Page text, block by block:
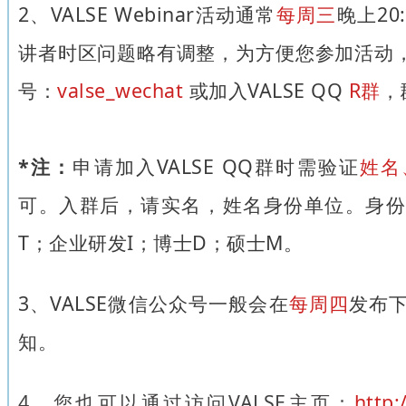
2、VALSE Webinar活动通常每周三晚上
讲者时区问题略有调整，为方便您参加活动
号： valse_wechat 或加入VALSE QQ R群
*注： 申请加入VALSE QQ群时需验证姓
可。入群后，请实名，姓名身份单位。身
T；企业研发I；博士D；硕士M。
3、VALSE微信公众号一般会在每周四发布
知。